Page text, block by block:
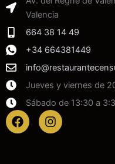
Valencia
664 38 14 49
+34 664381449
Jueves y viernes de
Sábado de 13:30 a
F
a
I
n